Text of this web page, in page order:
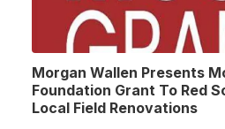
Morgan Wallen Presents
Foundation Grant To Red
Local Field Renovations